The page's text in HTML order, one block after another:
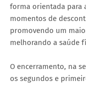
forma orientada para
momentos de
promovendo um
melhorando a saúde
O encerramento, na
os segundos e